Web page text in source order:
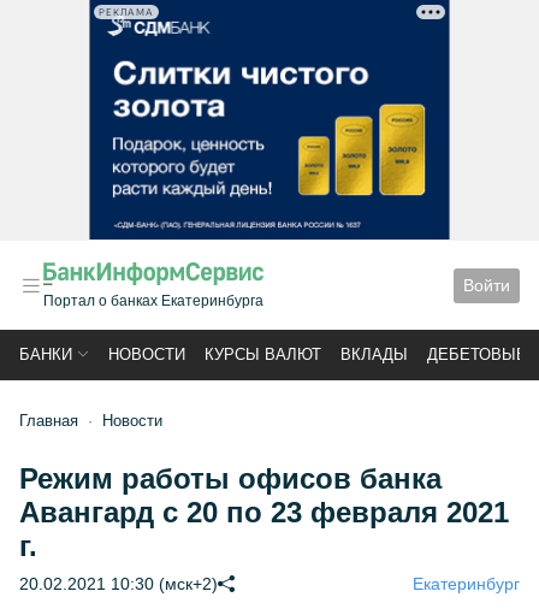
РЕКЛАМА
Портал о банках Екатеринбурга
Войти
БАНКИ НОВОСТИ КУРСЫ ВАЛЮТ ВКЛАДЫ ДЕБЕТОВЫЕ
Главная Новости
Режим работы офисов банка
Авангард с 20 по 23 февраля 2021
г.
20.02.2021 10:30 (мск+2) Екатеринбург